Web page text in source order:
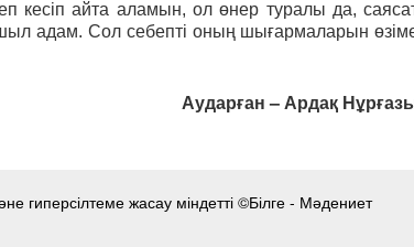
кесіп айта аламын, ол өнер туралы да,
адам. Сол себепті оның шығармаларын
Аударған – Ардақ
гиперсілтеме жасау міндетті ©Білге - Мәдениет